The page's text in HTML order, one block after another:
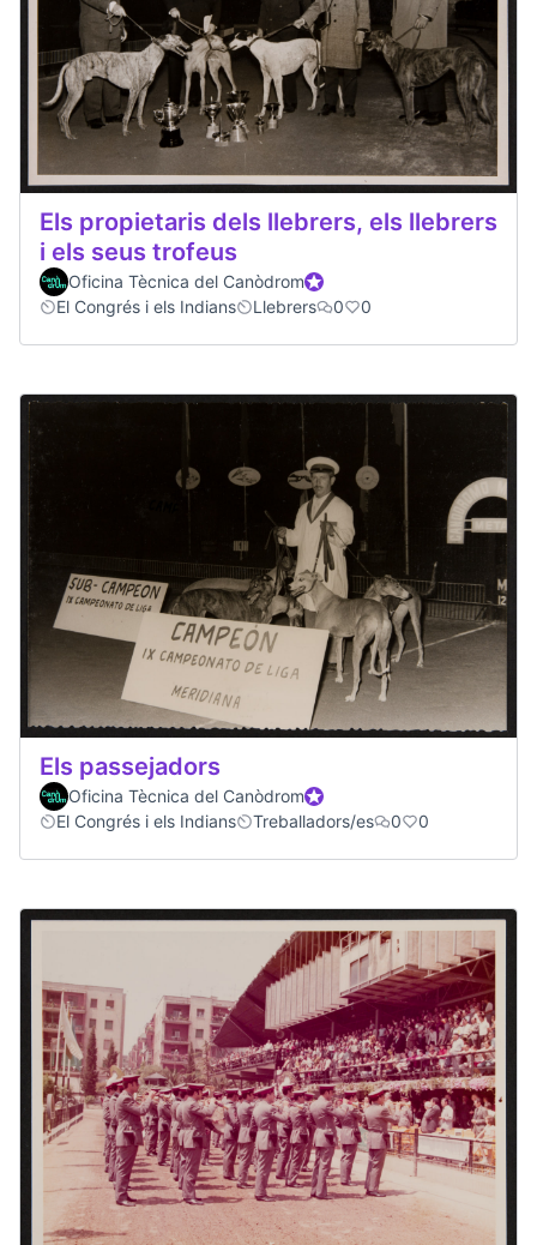
Els propietaris dels llebrers, els llebrers
i els seus trofeus
Oficina Tècnica del CanòdromOfficial participant
El Congrés i els Indians
Llebrers 0 0
Els passejadors
Oficina Tècnica del CanòdromOfficial participant
El Congrés i els Indians
Treballadors/es 0 0